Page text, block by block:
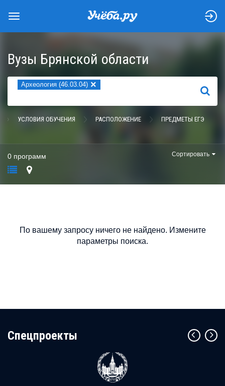
Вузы Брянской области
Археология (46.03.04) ×
НАЙТИ
УСЛОВИЯ ОБУЧЕНИЯ РАСПОЛОЖЕНИЕ ПРЕДМЕТЫ ЕГЭ
0 программ Сортировать
По вашему запросу ничего не найдено. Измените
параметры поиска.
Cпецпроекты